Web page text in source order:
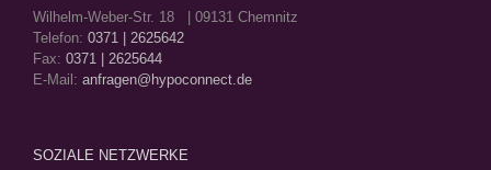
Wilhelm-Weber-Str. 18 | 09131 Chemnitz
Telefon: 0371 | 2625642
Fax: 0371 | 2625644
E-Mail: anfragen@hypoconnect.de
SOZIALE NETZWERKE